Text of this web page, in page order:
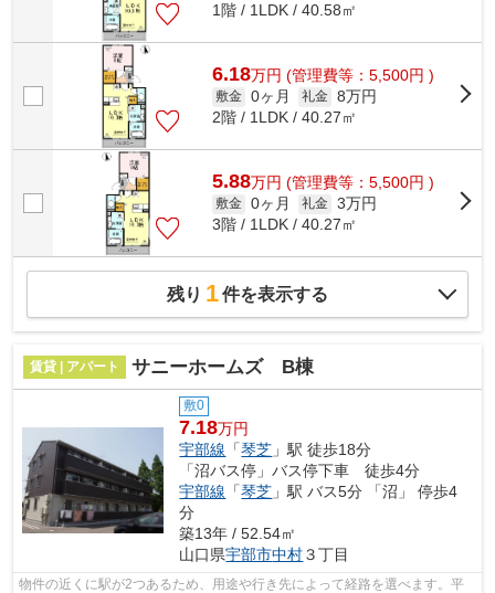
1階 / 1LDK / 40.58㎡
6.18万円 (管理費等：5,500円 )
敷金 0ヶ月 礼金 8万円
2階 / 1LDK / 40.27㎡
5.88万円 (管理費等：5,500円 )
敷金 0ヶ月 礼金 3万円
3階 / 1LDK / 40.27㎡
残り 1件を表示する
賃貸 | アパート サニーホームズ B棟
敷0
7.18万円
宇部線 「琴芝 」駅 徒歩18分
「沼バス停」バス停下車 徒歩4分
宇部線 「琴芝 」駅 バス5分 「沼」 停歩4
分
築13年 / 52.54㎡
山口県宇部市中村３丁目
物件の近くに駅が2つあるため、用途や行き先によって経路を選べます。平